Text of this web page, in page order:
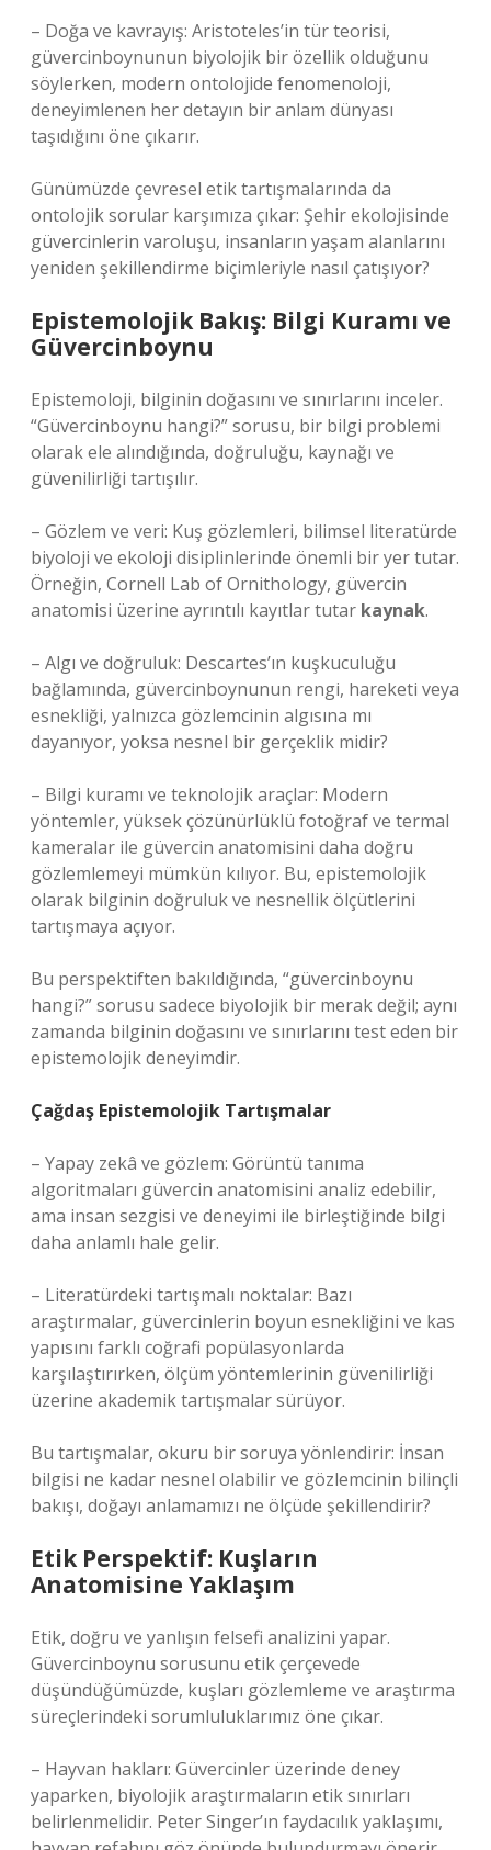
– Doğa ve kavrayış: Aristoteles’in tür teorisi,
güvercinboynunun biyolojik bir özellik olduğunu
söylerken, modern ontolojide fenomenoloji,
deneyimlenen her detayın bir anlam dünyası
taşıdığını öne çıkarır.
Günümüzde çevresel etik tartışmalarında da
ontolojik sorular karşımıza çıkar: Şehir ekolojisinde
güvercinlerin varoluşu, insanların yaşam alanlarını
yeniden şekillendirme biçimleriyle nasıl çatışıyor?
Epistemolojik Bakış: Bilgi Kuramı ve
Güvercinboynu
Epistemoloji, bilginin doğasını ve sınırlarını inceler.
“Güvercinboynu hangi?” sorusu, bir bilgi problemi
olarak ele alındığında, doğruluğu, kaynağı ve
güvenilirliği tartışılır.
– Gözlem ve veri: Kuş gözlemleri, bilimsel literatürde
biyoloji ve ekoloji disiplinlerinde önemli bir yer tutar.
Örneğin, Cornell Lab of Ornithology, güvercin
anatomisi üzerine ayrıntılı kayıtlar tutar kaynak.
– Algı ve doğruluk: Descartes’ın kuşkuculuğu
bağlamında, güvercinboynunun rengi, hareketi veya
esnekliği, yalnızca gözlemcinin algısına mı
dayanıyor, yoksa nesnel bir gerçeklik midir?
– Bilgi kuramı ve teknolojik araçlar: Modern
yöntemler, yüksek çözünürlüklü fotoğraf ve termal
kameralar ile güvercin anatomisini daha doğru
gözlemlemeyi mümkün kılıyor. Bu, epistemolojik
olarak bilginin doğruluk ve nesnellik ölçütlerini
tartışmaya açıyor.
Bu perspektiften bakıldığında, “güvercinboynu
hangi?” sorusu sadece biyolojik bir merak değil; aynı
zamanda bilginin doğasını ve sınırlarını test eden bir
epistemolojik deneyimdir.
Çağdaş Epistemolojik Tartışmalar
– Yapay zekâ ve gözlem: Görüntü tanıma
algoritmaları güvercin anatomisini analiz edebilir,
ama insan sezgisi ve deneyimi ile birleştiğinde bilgi
daha anlamlı hale gelir.
– Literatürdeki tartışmalı noktalar: Bazı
araştırmalar, güvercinlerin boyun esnekliğini ve kas
yapısını farklı coğrafi popülasyonlarda
karşılaştırırken, ölçüm yöntemlerinin güvenilirliği
üzerine akademik tartışmalar sürüyor.
Bu tartışmalar, okuru bir soruya yönlendirir: İnsan
bilgisi ne kadar nesnel olabilir ve gözlemcinin bilinçli
bakışı, doğayı anlamamızı ne ölçüde şekillendirir?
Etik Perspektif: Kuşların
Anatomisine Yaklaşım
Etik, doğru ve yanlışın felsefi analizini yapar.
Güvercinboynu sorusunu etik çerçevede
düşündüğümüzde, kuşları gözlemleme ve araştırma
süreçlerindeki sorumluluklarımız öne çıkar.
– Hayvan hakları: Güvercinler üzerinde deney
yaparken, biyolojik araştırmaların etik sınırları
belirlenmelidir. Peter Singer’ın faydacılık yaklaşımı,